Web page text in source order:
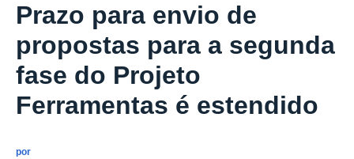
Prazo para envio de
propostas para a segunda
fase do Projeto
Ferramentas é estendido
por